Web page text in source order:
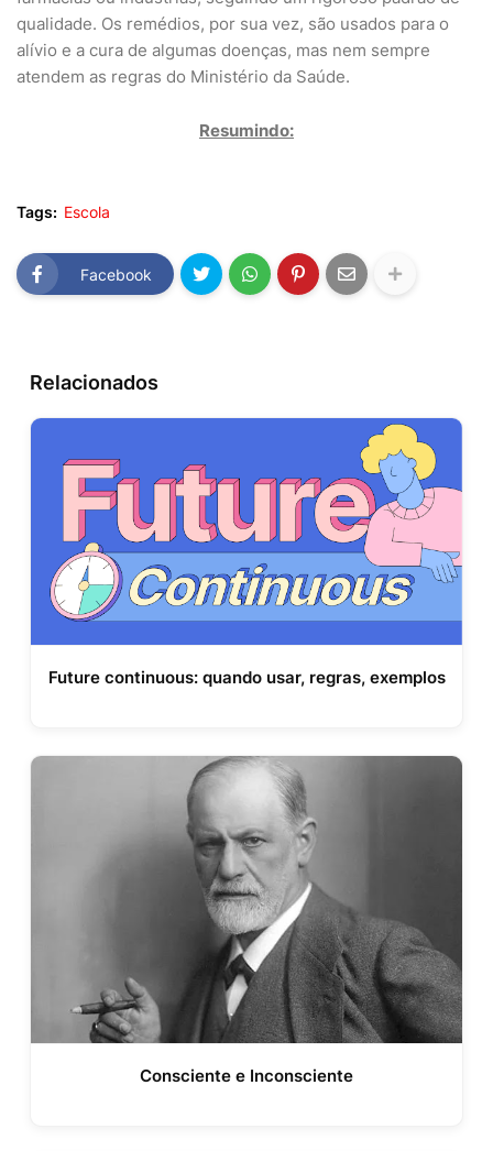
qualidade. Os remédios, por sua vez, são usados para o
alívio e a cura de algumas doenças, mas nem sempre
atendem as regras do Ministério da Saúde.
Resumindo:
Tags: Escola
Facebook
Relacionados
Future continuous: quando usar, regras, exemplos
Consciente e Inconsciente